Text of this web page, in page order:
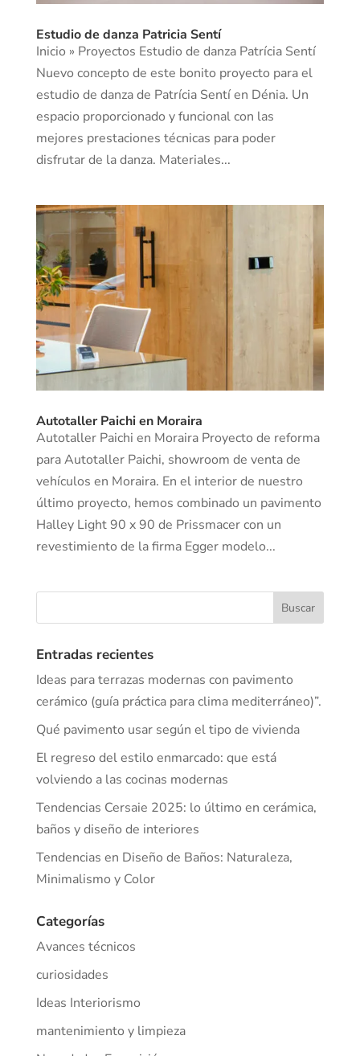
Estudio de danza Patricia Sentí
Inicio » Proyectos Estudio de danza Patrícia Sentí
Nuevo concepto de este bonito proyecto para el
estudio de danza de Patrícia Sentí en Dénia. Un
espacio proporcionado y funcional con las
mejores prestaciones técnicas para poder
disfrutar de la danza. Materiales...
Autotaller Paichi en Moraira
Autotaller Paichi en Moraira Proyecto de reforma
para Autotaller Paichi, showroom de venta de
vehículos en Moraira. En el interior de nuestro
último proyecto, hemos combinado un pavimento
Halley Light 90 x 90 de Prissmacer con un
revestimiento de la firma Egger modelo...
Entradas recientes
Ideas para terrazas modernas con pavimento
cerámico (guía práctica para clima mediterráneo)”.
Qué pavimento usar según el tipo de vivienda
El regreso del estilo enmarcado: que está
volviendo a las cocinas modernas
Tendencias Cersaie 2025: lo último en cerámica,
baños y diseño de interiores
Tendencias en Diseño de Baños: Naturaleza,
Minimalismo y Color
Categorías
Avances técnicos
curiosidades
Ideas Interiorismo
mantenimiento y limpieza